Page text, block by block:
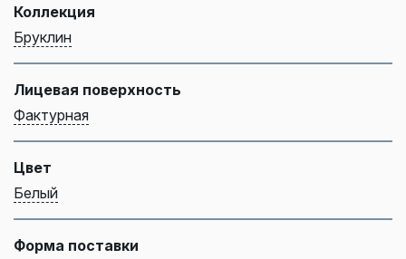
Коллекция
Бруклин
Лицевая поверхность
Фактурная
Цвет
Белый
Форма поставки